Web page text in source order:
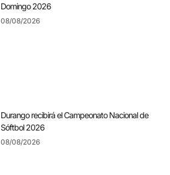
Domingo 2026
08/08/2026
Durango recibirá el Campeonato Nacional de
Sóftbol 2026
08/08/2026